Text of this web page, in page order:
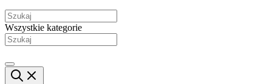
Wszystkie kategorie